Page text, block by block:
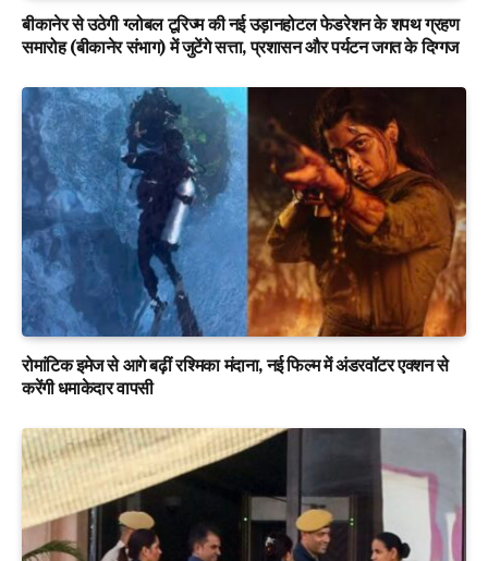
बीकानेर से उठेगी ग्लोबल टूरिज्म की नई उड़ानहोटल फेडरेशन के शपथ ग्रहण
समारोह (बीकानेर संभाग) में जुटेंगे सत्ता, प्रशासन और पर्यटन जगत के दिग्गज
रोमांटिक इमेज से आगे बढ़ीं रश्मिका मंदाना, नई फिल्म में अंडरवॉटर एक्शन से
करेंगी धमाकेदार वापसी